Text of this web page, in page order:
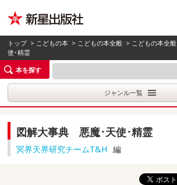
トップ > こどもの本 > こどもの本全般 > こどもの本全般
使･精霊
本を探す
ジャンル一覧
図解大事典 悪魔･天使･精霊
冥界天界研究チームT&H 編